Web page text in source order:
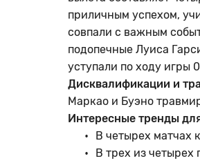
приличным успехом,
совпали с важным
подопечные Луиса
уступали по ходу игры
Дисквалификации и
Маркао и Буэно
Интересные тренды
В четырех матчах
В трех из